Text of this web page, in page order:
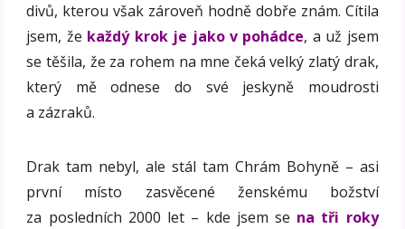
divů, kterou však zároveň hodně dobře znám. Cítila
jsem, že každý krok je jako v pohádce, a už jsem
se těšila, že za rohem na mne čeká velký zlatý drak,
který mě odnese do své jeskyně moudrosti
a zázraků.
Drak tam nebyl, ale stál tam Chrám Bohyně – asi
první místo zasvěcené ženskému božství
za posledních 2000 let – kde jsem se na tři roky